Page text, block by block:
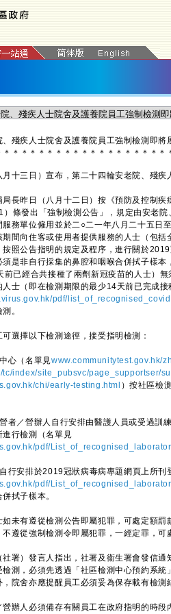
殘疾人士院舍及護養院員工強制檢測即將
＊ ＊ ＊ ＊ ＊ ＊ ＊ ＊ ＊ ＊ ＊ ＊ ＊ ＊ ＊ ＊ ＊ ＊ ＊
三日）宣布，第二十四輪安老院、殘疾
昨日（八月十二日）按《預防及控制疾
條發出「強制檢測公告」，規定由安老
服務單位僱用並於二○二一年八月二十五日
間向住客或使用者提供服務的人士（包
照公告指明的規定及程序，進行關於
須是非自行採集的鼻腔和咽喉合併拭子樣
前已經合共接種了兩劑新冠疫苗的人士）
人士（即在檢測期限的最少14天前已完成
pdf/
。
擇以下檢測途徑，接受指明檢測：
心（名單見www.communitytest.gov.hk/
tc/index/site_pubsvc/page_supportser/
chi/early-testing.html ）按社區檢
營者／營辦人自行安排由醫護人員或受過
進行檢測（名單見
pdf/
自行安排於2019冠狀病毒病專題網頁上所
pdf/
拭子樣本。
有遵從檢測公告即屬犯罪，可處定額罰
遵從強制檢測令即屬犯罪，一經定罪，可
）發言人指出，社署及衞生署會發信通
測，必須先透過「社區檢測中心預約系統
院舍亦應提醒員工必須妥為保存載有檢測
人必須備存有關員工在政府指明的時段